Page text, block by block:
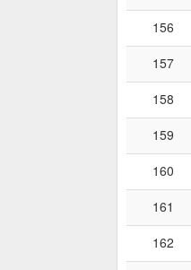
156
157
158
159
160
161
162